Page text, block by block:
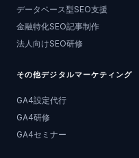
データベース型SEO支援
金融特化SEO記事制作
法人向けSEO研修
その他デジタルマーケティング
GA4設定代行
GA4研修
GA4セミナー